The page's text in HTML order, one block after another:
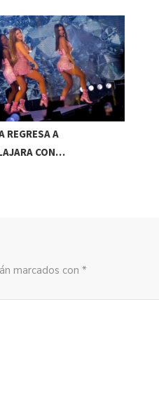
REGRESA A
CON…
marcados con *